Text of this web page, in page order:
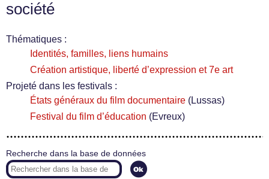
société
Thématiques :
Identités, familles, liens humains
Création artistique, liberté d’expression et 7e art
Projeté dans les festivals :
États généraux du film documentaire (Lussas)
Festival du film d’éducation (Evreux)
Recherche dans la base de données